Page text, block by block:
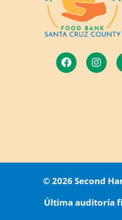
© 2026 Second
Última auditoría